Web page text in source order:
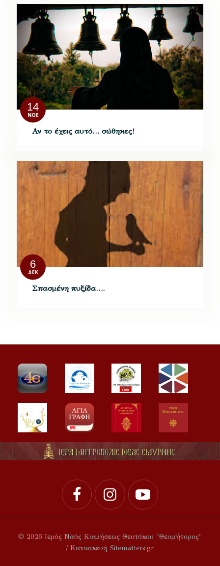
14
ΝΟΈ
Αν το έχεις αυτό… σώθηκες!
6
ΔΕΚ
Σπασμένη πυξίδα….
© 2026 Ιερός Ναός Κοιμήσεως Θεοτόκου "Θεομήτορος"
/ Κατασκευή Sitematters.gr